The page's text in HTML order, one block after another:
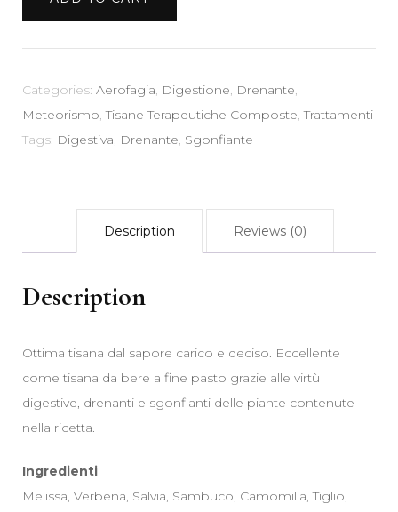
Digestiva
Drenante
Sgonfiante
Categories: Aerofagia, Digestione, Drenante,
Meteorismo,Tisane Terapeutiche Composte,Trattamenti
Tags: Digestiva, Drenante, Sgonfiante
Description Reviews (0)
Description
Ottima tisana dal sapore carico e deciso. Eccellente
come tisana da bere a fine pasto grazie alle virtù
digestive, drenanti e sgonfianti delle piante contenute
nella ricetta.
Ingredienti
Melissa, Verbena, Salvia, Sambuco, Camomilla, Tiglio,